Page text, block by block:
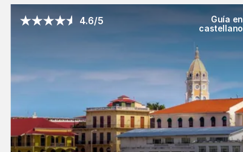
4.6/5
Guía en
castellano